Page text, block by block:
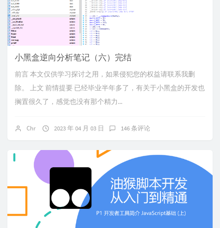
小黑盒逆向分析笔记（六）完结
前言 本文仅供学习探讨之用，如果侵犯您的权益请联系我删
除。 上文 前情提要 已经毕业半年多了，有关于小黑盒的开发也
搁置很久了，感觉也没有那个精力...
Chr 2023 年 04 月 03 日 146 条评论